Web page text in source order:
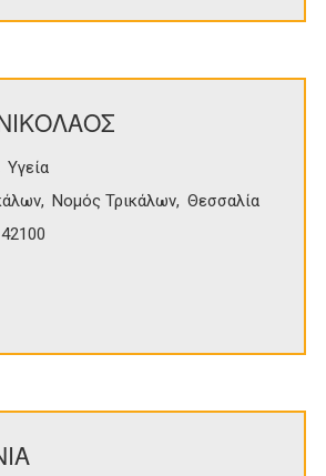
Υγεία
Νομός Τρικάλων Θεσσαλία